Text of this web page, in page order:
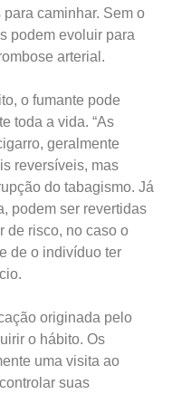
caminhar. Sem o
podem evoluir para
arterial.
o fumante pode
toda a vida. “As
geralmente
reversíveis, mas
do tabagismo. Já
podem ser revertidas
de risco, no caso o
de o indivíduo ter
originada pelo
o hábito. Os
uma visita ao
suas